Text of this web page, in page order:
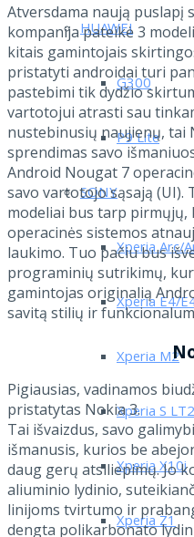
HUAWEI
G300
P9 Lite
SONY
Xperia Arc/
Xperia E4/
Xperia M2
Xperia S
Xperia X10i
Xperia Z1
Atversdama naują puslapį
kompanija pateikė 3
kitais gamintojais
pristatyti androidai turi
pastebimi tik dydžio
vartotojui atrasti sau
nustebinusių naujienų, tai
sprendimas savo
Android Nougat 7
savo vartotojo sąsają (UI).
modeliai bus tarp pirmųjų,
operacinės sistemos
laukimo. Tuo pačiu bus
programinių sutrikimų,
gamintojas originalią
savitą stilių ir
Pigiausias, vadinamos
pristatytas Nokia 3.
Tai išvaizdus, savo
išmanusis, kurios be
daug gerų atsiliepimų. Jo
aliuminio lydinio,
linijoms tvirtumo ir
dengta polikarbonato